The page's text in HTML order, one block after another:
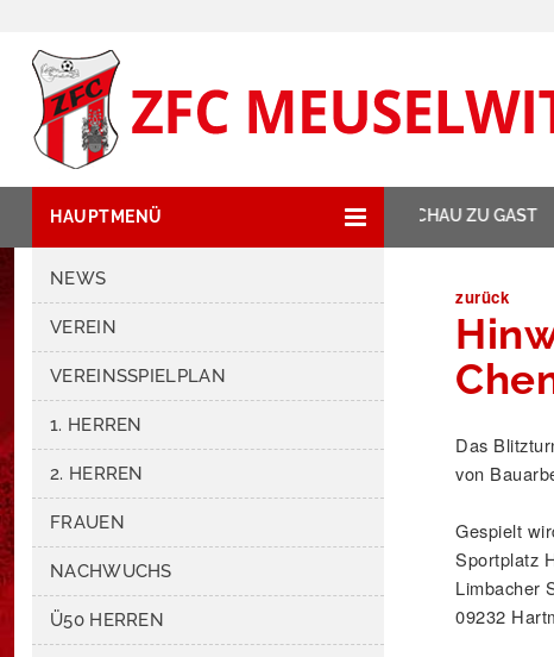
HAUPTMENÜ
NEWSTICKER: ZIPSE HAT GLAUCHAU ZU GAST
NEWS
VEREIN
VEREINSSPIELPLAN
1. HERREN
2. HERREN
FRAUEN
NACHWUCHS
Ü50 HERREN
zurück
Das
von
Gespielt
Sportplatz
Limbacher
09232